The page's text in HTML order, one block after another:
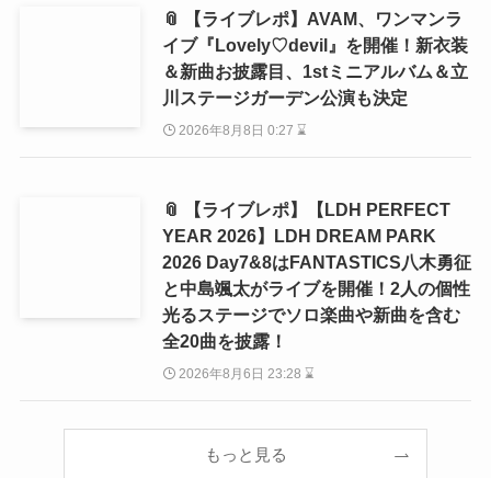
📎 【ライブレポ】AVAM、ワンマンラ
イブ『Lovely♡devil』を開催！新衣装
＆新曲お披露目、1stミニアルバム＆立
川ステージガーデン公演も決定
2026年8月8日 0:27 ⌛
📎 【ライブレポ】【LDH PERFECT
YEAR 2026】LDH DREAM PARK
2026 Day7&8はFANTASTICS八木勇征
と中島颯太がライブを開催！2人の個性
光るステージでソロ楽曲や新曲を含む
全20曲を披露！
2026年8月6日 23:28 ⌛
もっと見る